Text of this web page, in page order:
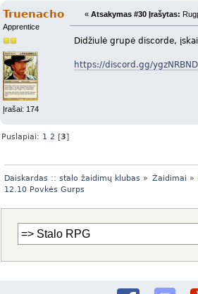
(Skaityta 41324 kartus)
Truenacho
Apprentice
Įrašai: 174
« Atsakymas #30 Įrašytas:
Didžiulė grupė discorde,
https://discord.gg/ygzNRBND
Puslapiai: 1 2 [3]
Daiskardas :: stalo žaidimų klubas » Žaidimai »
12.10 Povkės Gurps